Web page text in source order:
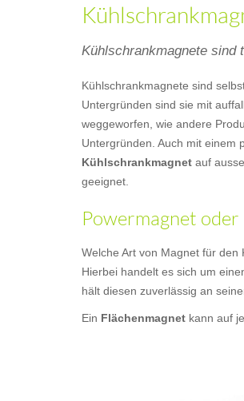
Kühlschrankmagnete sind
Kühlschrankmagnete sind
Untergründen sind sie mit
weggeworfen, wie andere
Untergründen. Auch mit einem
Kühlschrankmagnet auf
geeignet.
Powermagnet
Welche Art von Magnet für
Hierbei handelt es sich um
hält diesen zuverlässig an
Ein Flächenmagnet kann auf